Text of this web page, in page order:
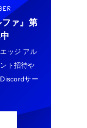
ァ』 第
ッジ アル
ト招待や
サー